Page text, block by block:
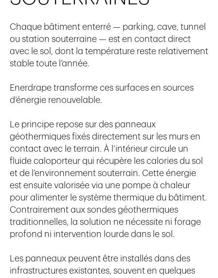
Chaque bâtiment enterré — parking, cave, tunnel
ou station souterraine — est en contact direct
avec le sol, dont la température reste relativement
stable toute l’année.
Enerdrape transforme ces surfaces en sources
d’énergie renouvelable.
Le principe repose sur des panneaux
géothermiques fixés directement sur les murs en
contact avec le terrain. À l’intérieur circule un
fluide caloporteur qui récupère les calories du sol
et de l’environnement souterrain. Cette énergie
est ensuite valorisée via une pompe à chaleur
pour alimenter le système thermique du bâtiment.
Contrairement aux sondes géothermiques
traditionnelles, la solution ne nécessite ni forage
profond ni intervention lourde dans le sol.
Les panneaux peuvent être installés dans des
infrastructures existantes, souvent en quelques